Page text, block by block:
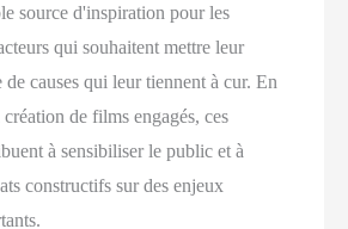
source d'inspiration pour les
qui souhaitent mettre leur
causes qui leur tiennent à cur. En
de films engagés, ces
à sensibiliser le public et à
constructifs sur des enjeux